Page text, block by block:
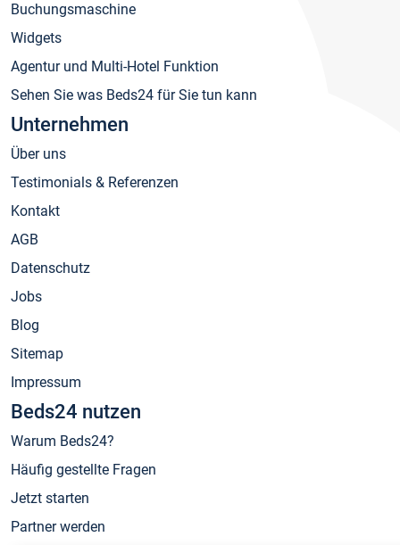
Buchungsmaschine
Widgets
Agentur und Multi-Hotel Funktion
Sehen Sie was Beds24 für Sie tun kann
Unternehmen
Über uns
Testimonials & Referenzen
Kontakt
AGB
Datenschutz
Jobs
Blog
Sitemap
Impressum
Beds24 nutzen
Warum Beds24?
Häufig gestellte Fragen
Jetzt starten
Partner werden